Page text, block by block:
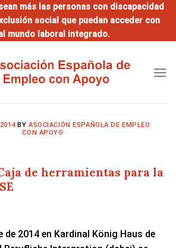
más las personas con discapacidad
social que puedan acceder con
mundo laboral integrado.
BYASOCIACIÓN ESPAÑOLA DE EMPLEO
CON APOYO
de herramientas para la
de 2014 en Kardinal König Haus de